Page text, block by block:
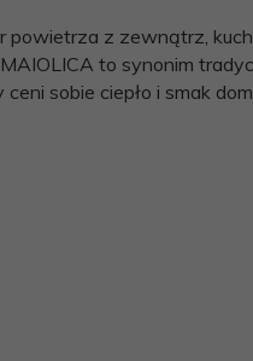
powietrza z zewnątrz,
to synonim
sobie ciepło i smak